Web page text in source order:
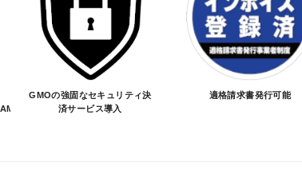
及び販売不可となる場合があります。
お問い合わせは、ご注文時と納期が異なるトラブ
は、一旦ご注文のお手続きをお願い致します。
確認を行い、商品が愛車に合うことを確認してか
）、
GMOの強固なセキュリティ決
済サービス導入
適格請求書発行可能